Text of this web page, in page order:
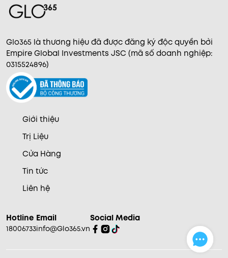
Glo365 là thương hiệu đã được đăng ký độc quyền bởi
Empire Global Investments JSC (mã số doanh nghiệp:
0315524896)
Giới thiệu
Trị Liệu
Cửa Hàng
Tin tức
Liên hệ
Hotline
18006733
Email
info@Glo365.vn
Social Media